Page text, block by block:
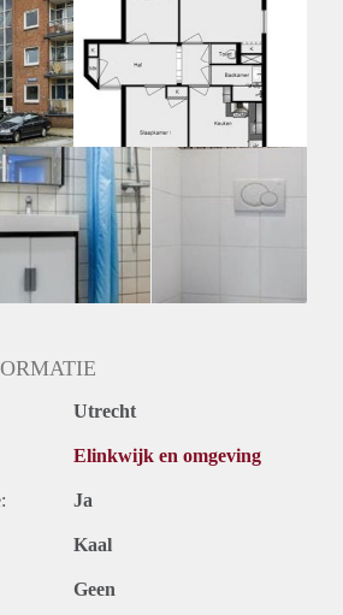
Afhankelijk van de Eigenaar
Utrecht
Elinkwijk en omgeving
Ja
Kaal
Geen